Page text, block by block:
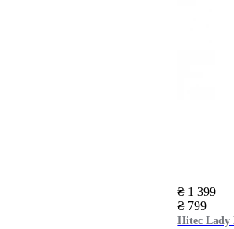
₴ 1 399
₴ 799
Hitec Lady